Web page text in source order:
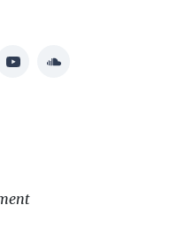
YouTubeSoundcloud